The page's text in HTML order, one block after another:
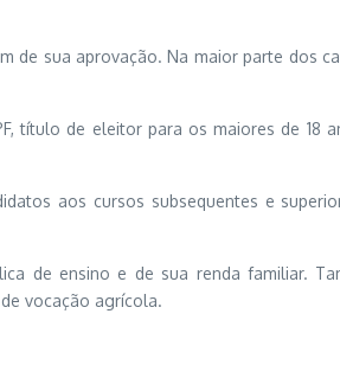
de sua aprovação. Na maior parte dos
título de eleitor para os maiores de 18
aos cursos subsequentes e
de ensino e de sua renda familiar.
vocação agrícola.